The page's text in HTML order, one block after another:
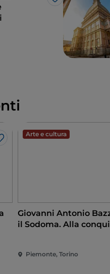
Like
Arte e cultura
Giovanni Antonio
il Sodoma. Alla
Piemonte, Torino